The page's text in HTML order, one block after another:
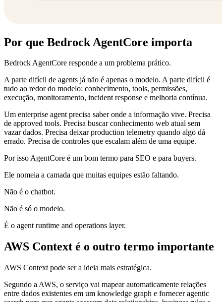
Por que Bedrock AgentCore importa
Bedrock AgentCore responde a um problema prático.
A parte difícil de agents já não é apenas o modelo. A parte difícil é
tudo ao redor do modelo: conhecimento, tools, permissões,
execução, monitoramento, incident response e melhoria contínua.
Um enterprise agent precisa saber onde a informação vive. Precisa
de approved tools. Precisa buscar conhecimento web atual sem
vazar dados. Precisa deixar production telemetry quando algo dá
errado. Precisa de controles que escalam além de uma equipe.
Por isso AgentCore é um bom termo para SEO e para buyers.
Ele nomeia a camada que muitas equipes estão faltando.
Não é o chatbot.
Não é só o modelo.
É o agent runtime and operations layer.
AWS Context é o outro termo importante
AWS Context pode ser a ideia mais estratégica.
Segundo a AWS, o serviço vai mapear automaticamente relações
entre dados existentes em um knowledge graph e fornecer agentic